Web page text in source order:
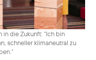
die Zukunft: “Ich bin
schneller klimaneutral zu